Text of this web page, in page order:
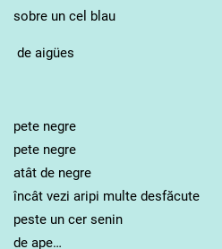
sobre un cel blau
de aigües
pete negre
pete negre
atât de negre
încât vezi aripi multe desfăcute
peste un cer senin
de ape…